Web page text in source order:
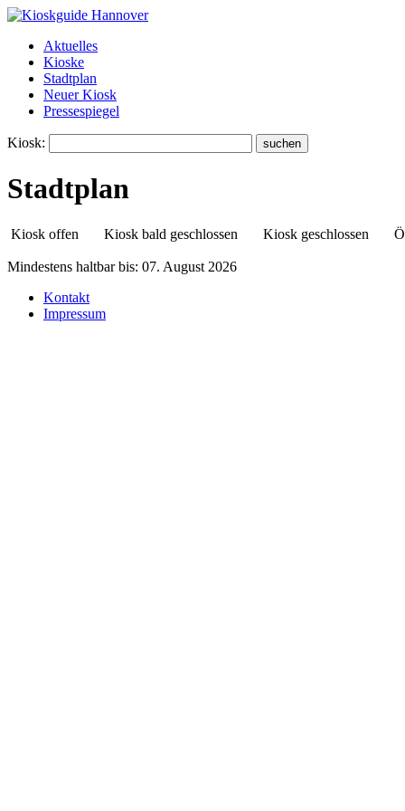
Aktuelles
Kioske
Stadtplan
Neuer Kiosk
Pressespiegel
Kiosk:
Stadtplan
Kiosk offen Kiosk bald geschlossen Kiosk geschlossen
Calenberger Straße 29
Mindestens haltbar bis: 07. August 2026
Kontakt
Impressum